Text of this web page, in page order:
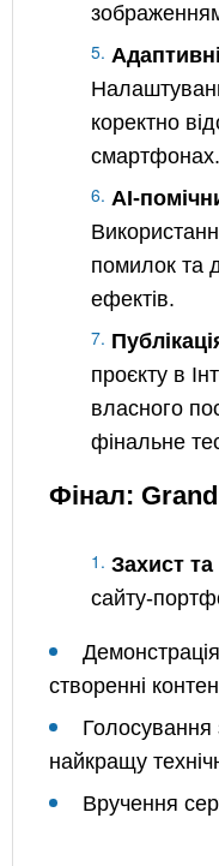
коректно
смартфонах.
AI-
помилок та
ефектів.
проєкту в
власного
фінальне
Фінал:
Захист
сайту-
створенні
найкращу
Вручення